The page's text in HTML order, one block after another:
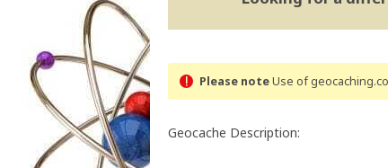
Please noteUse of
Geocache Description: